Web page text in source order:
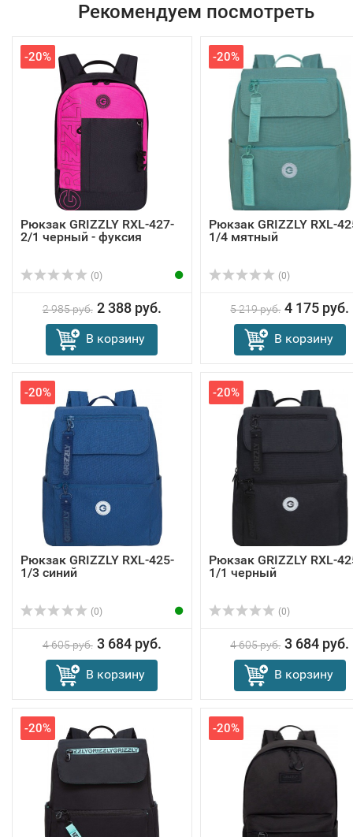
Рекомендуем посмотреть
-20%
Рюкзак GRIZZLY RXL-427-
2/1 черный - фуксия
(0)
2 985 руб. 2 388 руб.
В корзину
-20%
Рюкзак GRIZZLY RXL-
1/4 мятный
(0)
5 219 руб. 4 175 руб.
В корзину
-20%
Рюкзак GRIZZLY RXL-425-
1/3 синий
(0)
4 605 руб. 3 684 руб.
В корзину
-20%
Рюкзак GRIZZLY RXL-
1/1 черный
(0)
4 605 руб. 3 684 руб.
В корзину
-20% -20%